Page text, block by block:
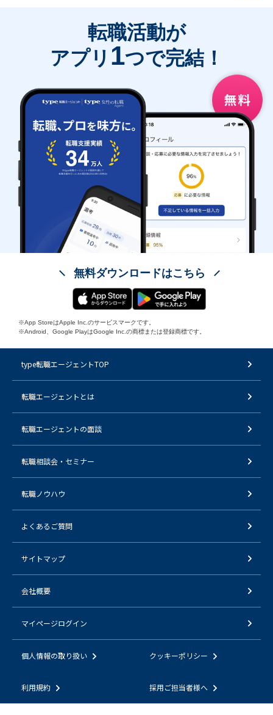
転職活動が
アプリ 1つで完結！
無料ダウンロードはこちら
※App StoreはApple Inc.のサービスマークです。
※Android、Google PlayはGoogle Inc.の商標または登録商標です。
type転職エージェントTOP
転職エージェントとは
転職エージェントの面談
転職相談会・セミナー
転職ノウハウ
よくあるご質問
サイトマップ
会社概要
マイページログイン
個人情報の取り扱い クッキーポリシー
利用規約 採用ご担当者様へ